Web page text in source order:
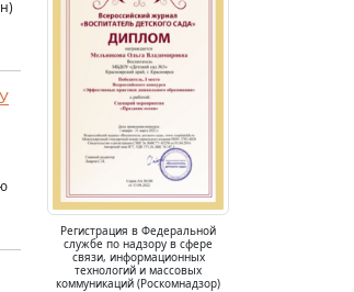
Регистрация в Федеральной
службе по надзору в сфере
связи, информационных
технологий и массовых
коммуникаций (Роскомнадзор)